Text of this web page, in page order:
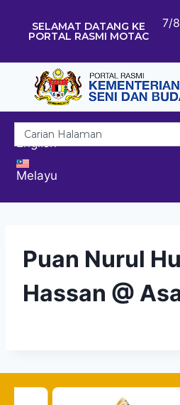
SELAMAT DATANG KE
PORTAL RASMI MOTAC
7/
English
Melayu
Puan Nurul
Hassan @